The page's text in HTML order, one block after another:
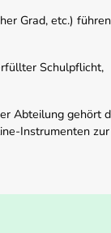
Grad, etc.) führen
Schulpflicht,
Abteilung gehört
Instrumenten zur